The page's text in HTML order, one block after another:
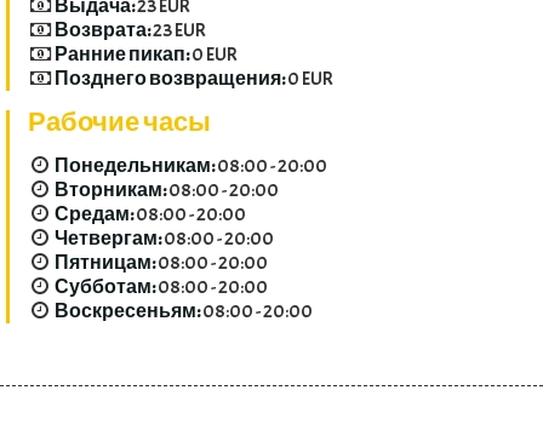
Выдача:23 EUR
Возврата:23 EUR
Ранние пикап:0 EUR
Позднего возвращения:0 EUR
Рабочие часы
Понедельникам:08:00 - 20:00
Вторникам:08:00 - 20:00
Средам:08:00 - 20:00
Четвергам:08:00 - 20:00
Пятницам:08:00 - 20:00
Субботам:08:00 - 20:00
Воскресеньям:08:00 - 20:00